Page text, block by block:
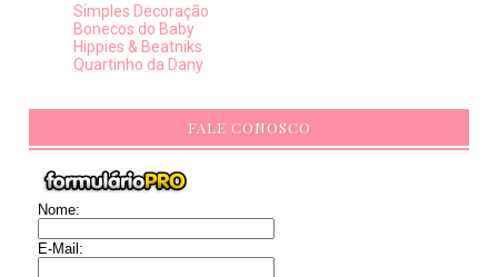
Simples Decoração
Bonecos do Baby
Hippies & Beatniks
Quartinho da Dany
FALE CONOSCO
Nome:
E-Mail: